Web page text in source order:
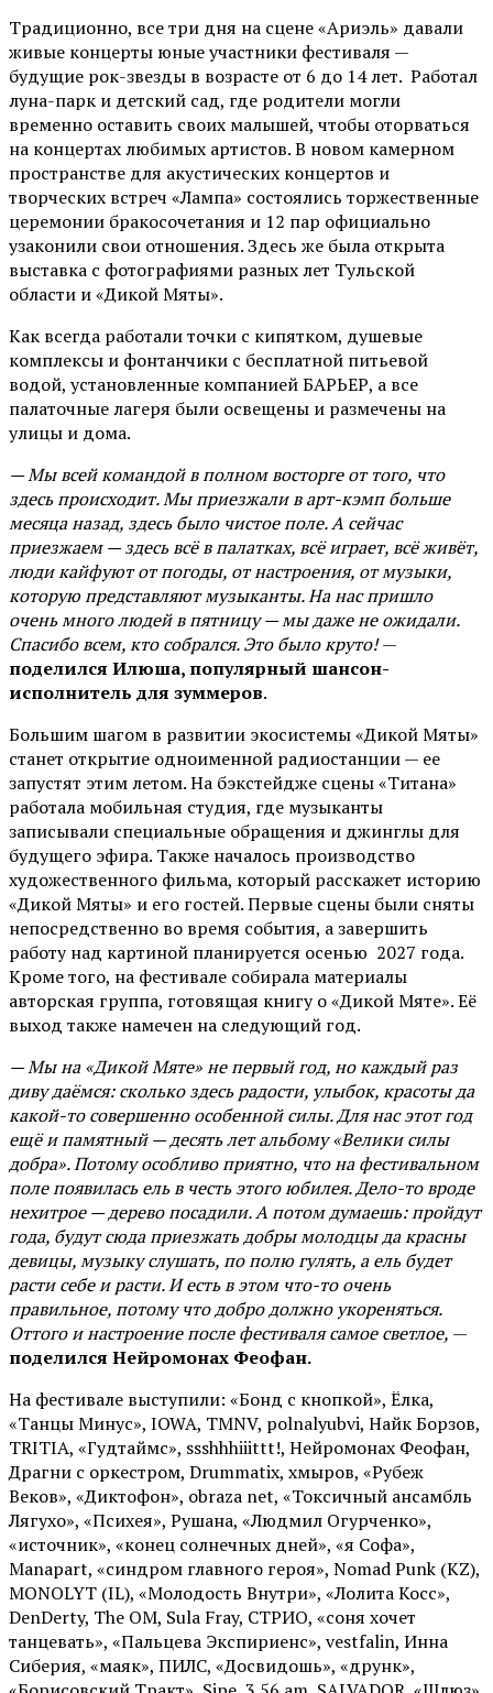
Традиционно, все три дня на сцене«Ариэль» давали
живые концерты юные участники фестиваля —
будущие рок-звезды в возрасте от 6 до 14 лет. Работал
луна-парк и детский сад, где родители могли
временно оставить своих малышей, чтобы оторваться
на концертах любимых артистов. В новом камерном
пространстве для акустических концертов и
творческих встреч «Лампа» состоялись торжественные
церемонии бракосочетания и 12 пар официально
узаконили свои отношения. Здесь же была открыта
выставка с фотографиями разных лет Тульской
области и «Дикой Мяты».
Как всегда работали точки с кипятком, душевые
комплексы и фонтанчики с бесплатной питьевой
водой, установленные компанией БАРЬЕР, а все
палаточные лагеря были освещены и размечены на
улицы и дома.
— Мы всей командой в полном восторге от того, что
здесь происходит. Мы приезжали в арт-кэмп больше
месяца назад, здесь было чистое поле. А сейчас
приезжаем — здесь всё в палатках, всё играет, всё живёт,
люди кайфуют от погоды, от настроения, от музыки,
которую представляют музыканты. На нас пришло
очень много людей в пятницу — мы даже не ожидали.
Спасибо всем, кто собрался. Это было круто!—
поделился Илюша, популярный шансон-
исполнитель для зуммеров.
Большим шагом в развитии экосистемы «Дикой Мяты»
станет открытие одноименной радиостанции — ее
запустят этим летом. На бэкстейдже сцены «Титана»
работала мобильная студия, где музыканты
записывали специальные обращения и джинглы для
будущего эфира. Также началось производство
художественного фильма, который расскажет историю
«Дикой Мяты» и его гостей. Первые сцены были сняты
непосредственно во время события, а завершить
работу над картиной планируется осенью 2027 года.
Кроме того, на фестивале собирала материалы
авторская группа, готовящая книгу о «Дикой Мяте». Её
выход также намечен на следующий год.
— Мы на «Дикой Мяте» не первый год, но каждый раз
диву даёмся: сколько здесь радости, улыбок, красоты да
какой-то совершенно особенной силы. Для нас этот год
ещё и памятный — десять лет альбому «Велики силы
добра». Потому особливо приятно, что на фестивальном
поле появилась ель в честь этого юбилея. Дело-то вроде
нехитрое — дерево посадили. А потом думаешь: пройдут
года, будут сюда приезжать добры молодцы да красны
девицы, музыку слушать, по полю гулять, а ель будет
расти себе и расти. И есть в этом что-то очень
правильное, потому что добро должно укореняться.
Оттого и настроение после фестиваля самое светлое, —
поделился Нейромонах Феофан.
На фестивале выступили: «Бонд с кнопкой», Ёлка,
«Танцы Минус», IOWA, TMNV, polnalyubvi, Найк Борзов,
TRITIA, «Гудтаймс», ssshhhiiittt!, Нейромонах Феофан,
Драгни с оркестром, Drummatix, хмыров, «Рубеж
Веков», «Диктофон», obraza net, «Токсичный ансамбль
Лягухо», «Психея», Рушана, «Людмил Огурченко»,
«источник», «конец солнечных дней», «я Софа»,
Manapart, «синдром главного героя», Nomad Punk (KZ),
MONOLYT (IL), «Молодость Внутри», «Лолита Косс»,
DenDerty, The OM, Sula Fray, СТРИО, «соня хочет
танцевать», «Пальцева Экспириенс», vestfalin, Инна
Сиберия, «маяк», ПИЛС, «Досвидошь», «друнк»,